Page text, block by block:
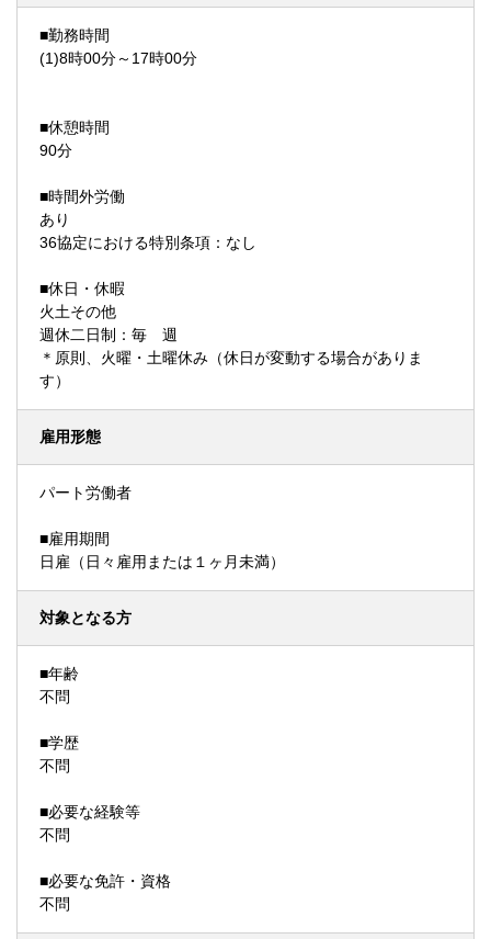
■勤務時間
(1)8時00分～17時00分
■休憩時間
90分
■時間外労働
あり
36協定における特別条項：なし
■休日・休暇
火土その他
週休二日制：毎 週
＊原則、火曜・土曜休み（休日が変動する場合がありま
す）
雇用形態
パート労働者
■雇用期間
日雇（日々雇用または１ヶ月未満）
対象となる方
■年齢
不問
■学歴
不問
■必要な経験等
不問
■必要な免許・資格
不問